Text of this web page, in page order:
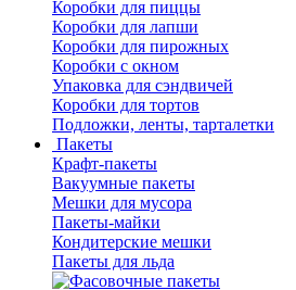
Коробки для пиццы
Коробки для лапши
Коробки для пирожных
Коробки с окном
Упаковка для сэндвичей
Коробки для тортов
Подложки, ленты, тарталетки
Пакеты
Крафт-пакеты
Вакуумные пакеты
Мешки для мусора
Пакеты-майки
Кондитерские мешки
Пакеты для льда